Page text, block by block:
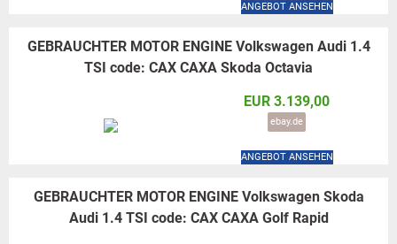
ANGEBOT ANSEHEN
GEBRAUCHTER MOTOR ENGINE Volkswagen Audi 1.4
TSI code: CAX CAXA Skoda Octavia
EUR 3.139,00
ebay.de
ANGEBOT ANSEHEN
GEBRAUCHTER MOTOR ENGINE Volkswagen Skoda
Audi 1.4 TSI code: CAX CAXA Golf Rapid